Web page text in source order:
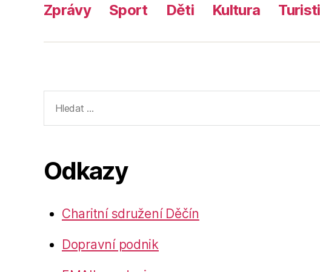
Zprávy Sport Děti Kultura Turisti
vyhledávání:
Odkazy
Charitní sdružení Děčín
Dopravní podnik